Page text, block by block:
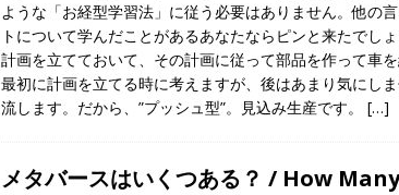
ような「お経型学習法」に従う必要はありません。他の
トについて学んだことがあるあなたならピンと来たでし
計画を立てておいて、その計画に従って部品を作って車
最初に計画を立てる時に考えますが、後はあまり気にし
流します。だから、”プッシュ型”。見込み生産です。 […]
メタバースはいくつある？ / How